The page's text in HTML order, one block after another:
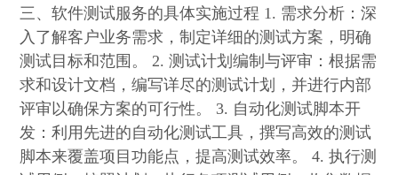
三、软件测试服务的具体实施过程 1. 需求分析：深
入了解客户业务需求，制定详细的测试方案，明确
测试目标和范围。 2. 测试计划编制与评审：根据需
求和设计文档，编写详尽的测试计划，并进行内部
评审以确保方案的可行性。 3. 自动化测试脚本开
发：利用先进的自动化测试工具，撰写高效的测试
脚本来覆盖项目功能点，提高测试效率。 4. 执行测